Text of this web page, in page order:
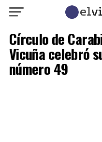
Círculo de
Vicuña celebró
número 49